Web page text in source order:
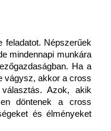
feladatot. Népszerűek
mindennapi munkára
Ha a
vágysz, akkor a cross
Azok, akik
döntenek a cross
és élményeket